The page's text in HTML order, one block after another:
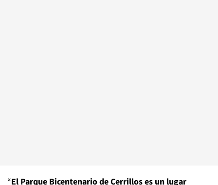
“El Parque Bicentenario de Cerrillos es un lugar